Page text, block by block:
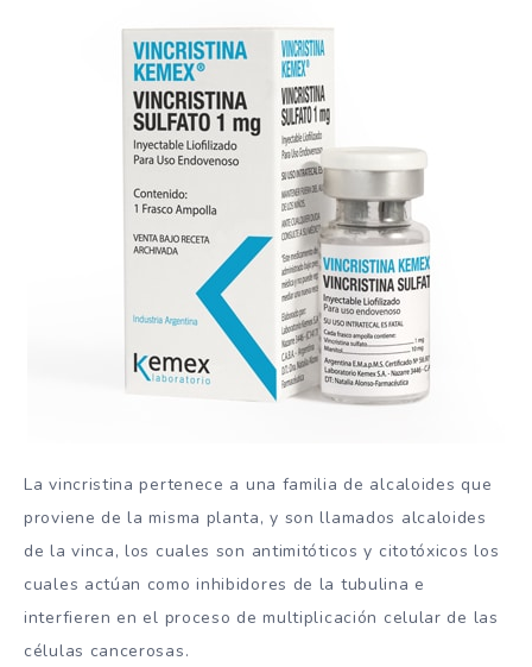
La vincristina pertenece a una familia de alcaloides que
proviene de la misma planta, y son llamados alcaloides
de la vinca, los cuales son antimitóticos y citotóxicos los
cuales actúan como inhibidores de la tubulina e
interfieren en el proceso de multiplicación celular de las
células cancerosas.